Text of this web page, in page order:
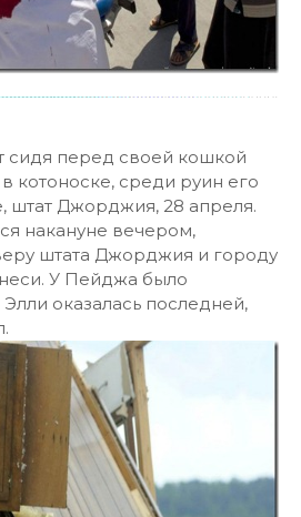
сидя перед своей кошкой
котоноске, среди руин его
штат Джорджия, 28 апреля.
накануне вечером,
штата Джорджия и городу
У Пейджа было
оказалась последней,